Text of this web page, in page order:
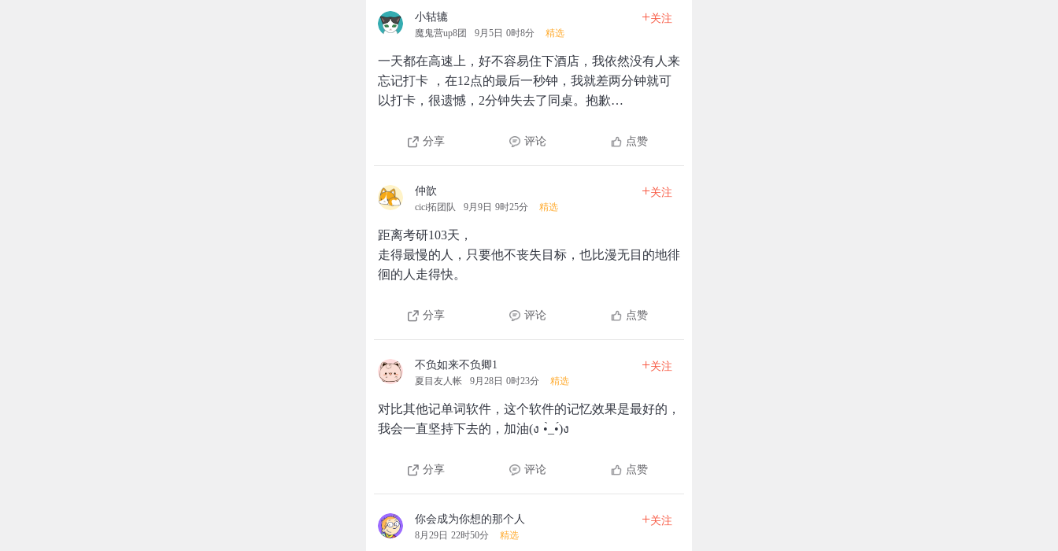
小轱辘
魔鬼营up8团 9月5日 0时8分 精选
+关注
一天都在高速上，好不容易住下酒店，我依然没有人来
忘记打卡 ，在12点的最后一秒钟，我就差两分钟就可
以打卡，很遗憾，2分钟失去了同桌。抱歉…
分享 评论 点赞
仲歆
cici拓团队 9月9日 9时25分 精选
+关注
距离考研103天，
走得最慢的人，只要他不丧失目标，也比漫无目的地徘
徊的人走得快。
分享 评论 点赞
不负如来不负卿1
夏目友人帐 9月28日 0时23分 精选
+关注
对比其他记单词软件，这个软件的记忆效果是最好的，
我会一直坚持下去的，加油(ง •̀_•́)ง
分享 评论 点赞
你会成为你想的那个人
8月29日 22时50分 精选
+关注